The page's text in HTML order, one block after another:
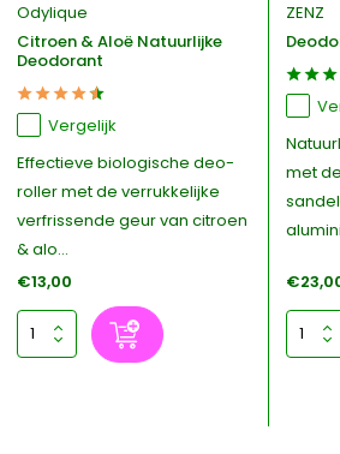
Odylique
Citroen & Aloë Natuurlijke
Deodorant
Vergelijk
Effectieve biologische deo-
roller met de verrukkelijke
verfrissende geur van citroen
& alo...
€13,00
ZENZ
met